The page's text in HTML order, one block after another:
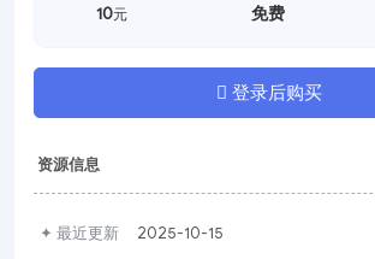
10元 免费
登录后购买
资源信息
✦ 最近更新 2025-10-15